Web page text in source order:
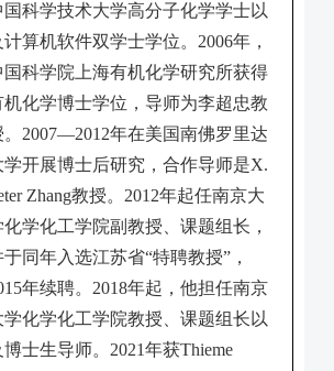
国科学技术大学高分子化学学士以
计算机软件双学士学位。 2006年，
国科学院上海有机化学研究所获得
机化学博士学位，导师为李超忠教
2007—2012年在美国南佛罗里达
学开展博士后研究，合作导师是X.
Zhang教授。 2012年起任南京大
化学化工学院副教授、课题组长，
于同年入选江苏省“特聘教授”，
年续聘。 2018年起，他担任南京
学化学化工学院教授、课题组长以
博士生导师。 2021年获Thieme